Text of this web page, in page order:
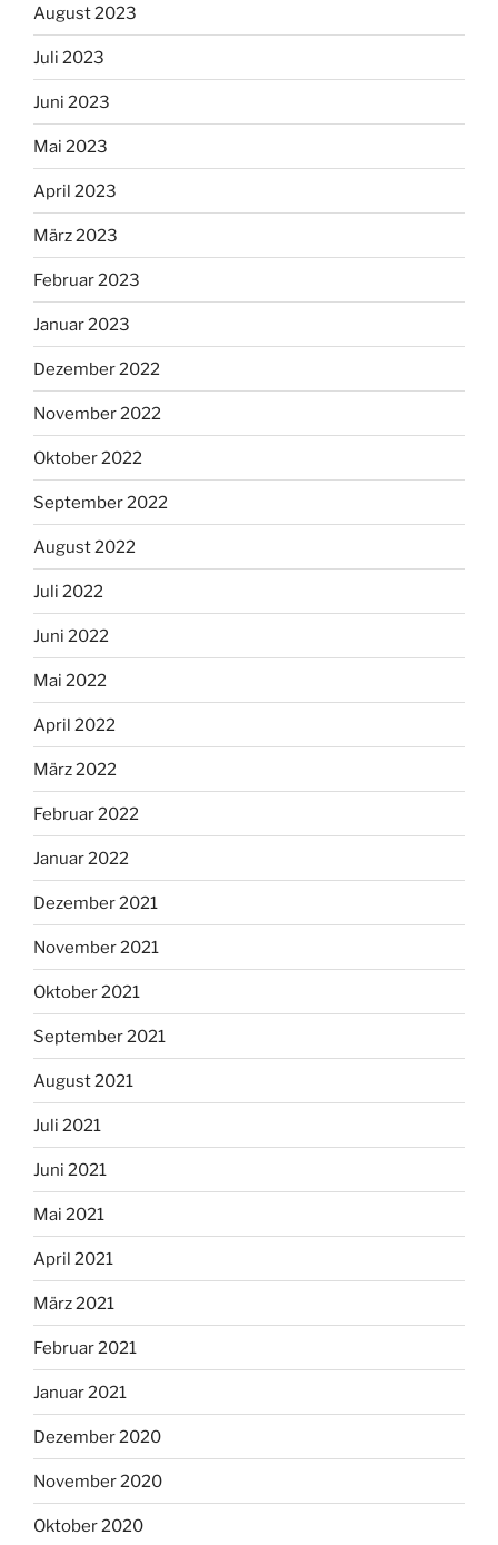
August 2023
Juli 2023
Juni 2023
Mai 2023
April 2023
März 2023
Februar 2023
Januar 2023
Dezember 2022
November 2022
Oktober 2022
September 2022
August 2022
Juli 2022
Juni 2022
Mai 2022
April 2022
März 2022
Februar 2022
Januar 2022
Dezember 2021
November 2021
Oktober 2021
September 2021
August 2021
Juli 2021
Juni 2021
Mai 2021
April 2021
März 2021
Februar 2021
Januar 2021
Dezember 2020
November 2020
Oktober 2020